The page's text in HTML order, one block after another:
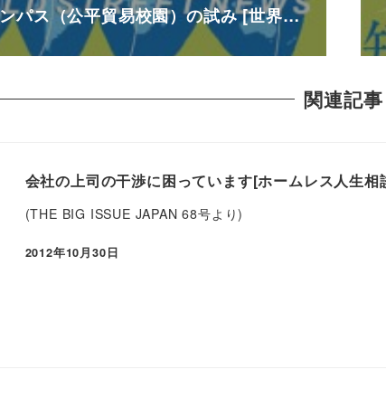
パス（公平貿易校園）の試み [世界…
関連記事
会社の上司の干渉に困っています[ホームレス人生相
(THE BIG ISSUE JAPAN 68号より)
2012年10月30日